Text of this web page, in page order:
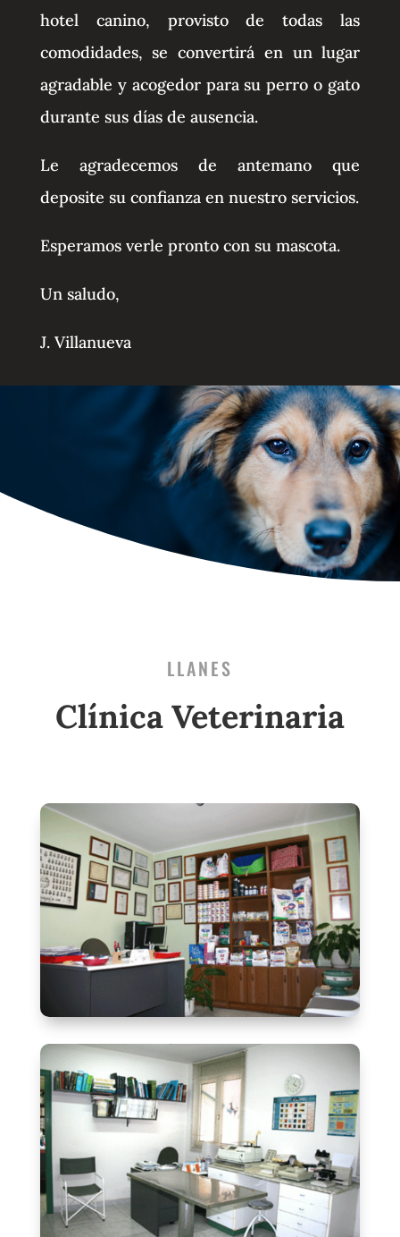
hotel canino, provisto de todas las
comodidades, se convertirá en un lugar
agradable y acogedor para su perro o gato
durante sus días de ausencia.
Le agradecemos de antemano que
deposite su confianza en nuestro servicios.
Esperamos verle pronto con su mascota.
Un saludo,
J. Villanueva
LLANES
Clínica Veterinaria